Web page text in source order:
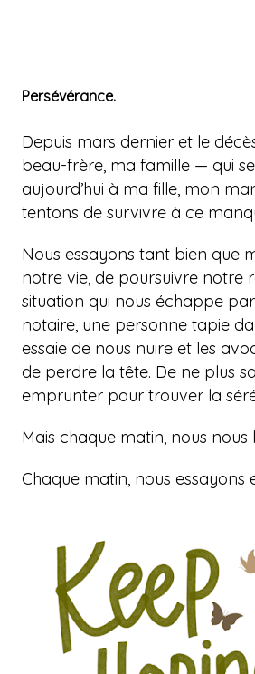
Persévérance.
Depuis mars dernier et le
beau-frère, ma famille — qui
aujourd’hui à ma fille, mon
tentons de survivre à ce
Nous essayons tant bien que
notre vie, de poursuivre notre
situation qui nous échappe
notaire, une personne tapie
essaie de nous nuire et les
de perdre la tête. De ne plus
emprunter pour trouver la
Mais chaque matin, nous nous
Chaque matin, nous essayons